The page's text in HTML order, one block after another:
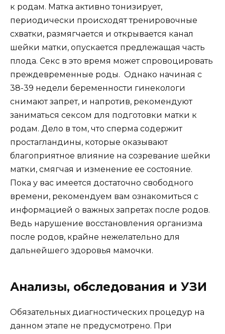
к родам. Матка активно тонизирует,
периодически происходят тренировочные
схватки, размягчается и открывается канал
шейки матки, опускается предлежащая часть
плода. Секс в это время может спровоцировать
преждевременные роды. Однако начиная с
38-39 недели беременности гинекологи
снимают запрет, и напротив, рекомендуют
заниматься сексом для подготовки матки к
родам. Дело в том, что сперма содержит
простагландины, которые оказывают
благоприятное влияние на созревание шейки
матки, смягчая и изменение ее состояние.
Пока у вас имеется достаточно свободного
времени, рекомендуем вам ознакомиться с
информацией о важных запретах после родов.
Ведь нарушение восстановления организма
после родов, крайне нежелательно для
дальнейшего здоровья мамочки.
Анализы, обследования и УЗИ
Обязательных диагностических процедур на
данном этапе не предусмотрено. При